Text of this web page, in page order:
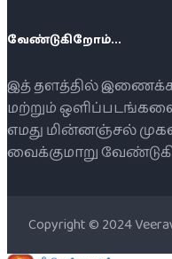
வேண்டுகிறோம்...
இத் தளத்தில்
மற்றும் ஒளிப்படங்களை
எமது மின்னஞ்சல்
வைக்குமாறு
Copyright © 2024